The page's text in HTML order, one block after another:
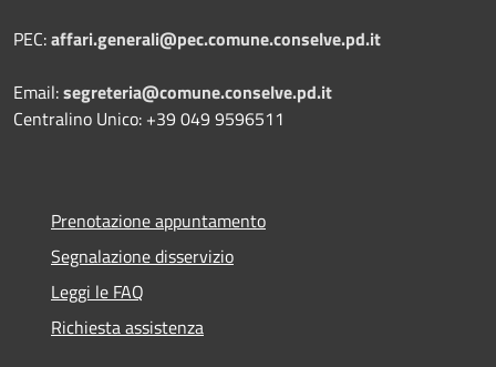
PEC:affari.generali@pec.comune.conselve.pd.it
Email:segreteria@comune.conselve.pd.it
Centralino Unico: +39 049 9596511
Prenotazione appuntamento
Segnalazione disservizio
Leggi le FAQ
Richiesta assistenza